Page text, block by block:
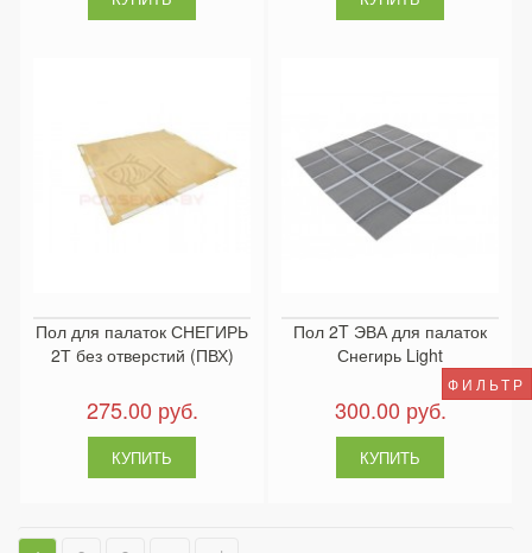
ФИЛЬТР
Пол для палаток СНЕГИРЬ
2Т без отверстий (ПВХ)
275.00 руб.
Пол 2T ЭВА для палаток
Снегирь Light
300.00 руб.